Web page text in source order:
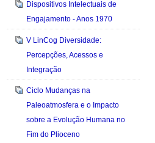
Dispositivos Intelectuais de
Engajamento - Anos 1970
V LinCog Diversidade:
Percepções, Acessos e
Integração
Ciclo Mudanças na
Paleoatmosfera e o Impacto
sobre a Evolução Humana no
Fim do Plioceno